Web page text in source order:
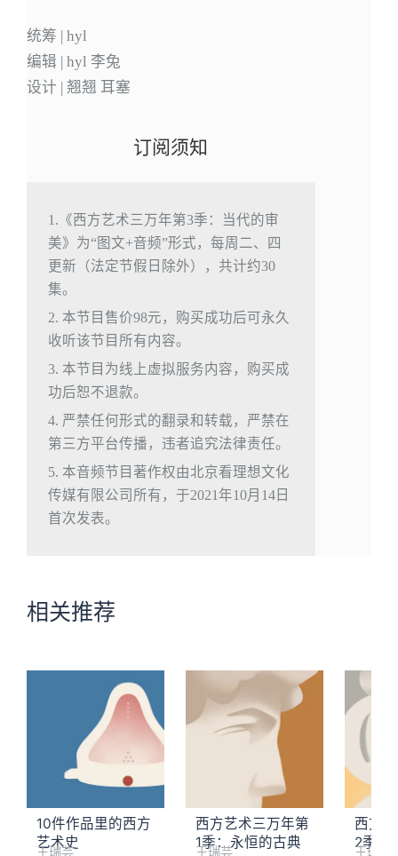
统筹 | hyl
编辑 | hyl 李兔
设计 | 翘翘 耳塞
订阅须知
1.《西方艺术三万年第3季：当代的审
美》为“图文+音频”形式，每周二、四
更新（法定节假日除外），共计约30
集。
2. 本节目售价98元，购买成功后可永久
收听该节目所有内容。
3. 本节目为线上虚拟服务内容，购买成
功后恕不退款。
4. 严禁任何形式的翻录和转载，严禁在
第三方平台传播，违者追究法律责任。
5. 本音频节目著作权由北京看理想文化
传媒有限公司所有，于2021年10月14日
首次发表。
相关推荐
10件作品里的西方
艺术史
王瑞芸
西方艺术三万年第
1季：永恒的古典
王瑞芸
西方
2季：
王瑞芸